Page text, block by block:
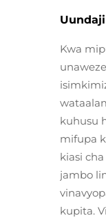
Kwa
kuhusu
mifupa
kiasi
jambo
kupita.